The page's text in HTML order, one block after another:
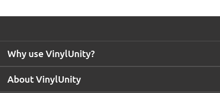
About VinylUnity
Why use VinylUnity?